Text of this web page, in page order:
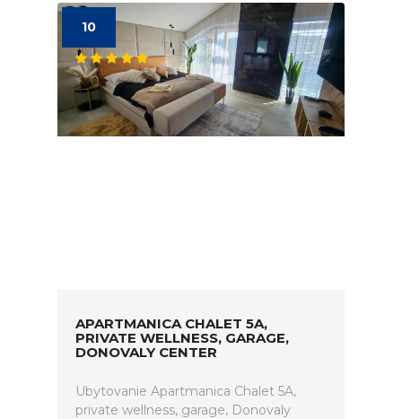
10
APARTMANICA CHALET 5A,
PRIVATE WELLNESS, GARAGE,
DONOVALY CENTER
Ubytovanie Apartmanica Chalet 5A,
private wellness, garage, Donovaly